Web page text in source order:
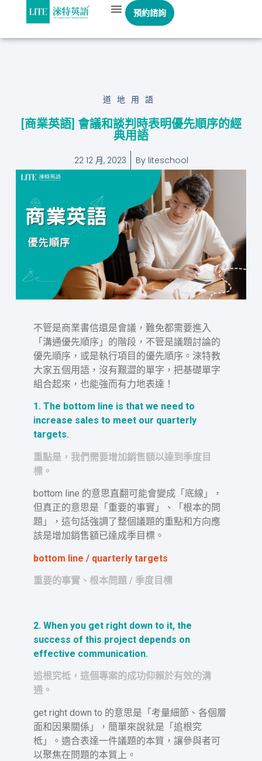
預約諮詢
道地用語
[商業英語] 會議和談判時表明優先順序的經
典用語
22 12 月, 2023 Byliteschool
不管是商業書信還是會議，難免都需要進入
「溝通優先順序」的階段，不管是議題討論的
優先順序，或是執行項目的優先順序。淶特教
大家五個用語，沒有艱澀的單字，把基礎單字
組合起來，也能強而有力地表達！
1. The bottom line is that we need to
increase sales to meet our quarterly
targets.
重點是，我們需要增加銷售額以達到季度目
標。
bottom line 的意思直翻可能會變成「底線」，
但真正的意思是「重要的事實」、「根本的問
題」，這句話強調了整個議題的重點和方向應
該是增加銷售額已達成季目標。
bottom line / quarterly targets
重要的事實、根本問題 / 季度目標
2. When you get right down to it, the
success of this project depends on
effective communication.
追根究柢，這個專案的成功仰賴於有效的溝
通。
get right down to 的意思是「考量細節、各個層
面和因果關係」，簡單來說就是「追根究
柢」。適合表達一件議題的本質，讓參與者可
以聚焦在問題的本質上。